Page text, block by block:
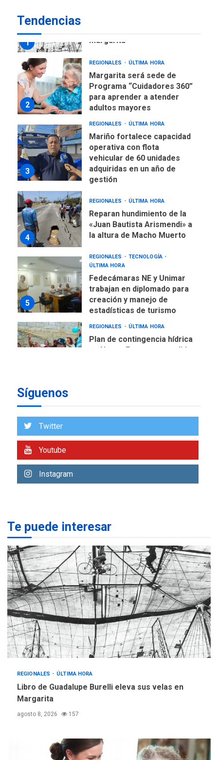
Tendencias
2
adultos mayores
3
REGIONALES ÚLTIMA HORA
Mariño fortalece capacidad
operativa con flota
vehicular de 60 unidades
adquiridas en un año de
4
REGIONALES ÚLTIMA HORA
Reparan hundimiento de la
«Juan Bautista Arismendi» a
la altura de Macho Muerto
5
ÚLTIMA HORA
Fedecámaras NE y Unimar
trabajan en diplomado para
creación y manejo de
6
REGIONALES
Plan de contingencia hídrica
en Nueva Esparta consolida
avances en territorio
insular
ECONOMÍA
TITULARES
ÚLTIMA HORA
Venezuela requiere
1
eleva sus velas en
Margarita será sede de
para aprender a atender
3
Mariño fortalece capacidad
vehicular de 60 unidades
adquiridas en un año de
gestión
4
REGIONALES ÚLTIMA HORA
Reparan hundimiento de la
«Juan Bautista Arismendi» a
la altura de Macho Muerto
5
REGIONALES
TECNOLOGÍA
ÚLTIMA HORA
trabajan en diplomado para
creación y manejo de
Síguenos
Twitter
Youtube
Instagram
Te puede interesar
REGIONALES ÚLTIMA HORA
Libro de Guadalupe Burelli eleva sus velas en
Margarita
agosto 8, 2026 157